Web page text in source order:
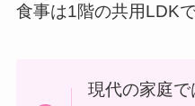
食事は1階の共用LDK
現代の家庭